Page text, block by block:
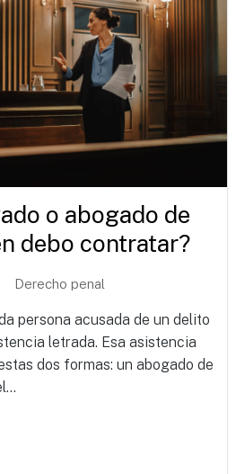
o abogado de
debo contratar?
Derecho penal
persona acusada de un delito
letrada. Esa asistencia
dos formas: un abogado de